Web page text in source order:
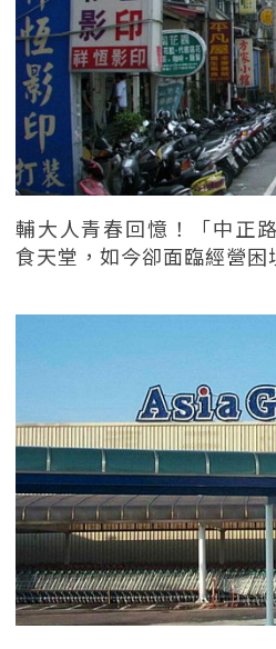
輔大人青春回憶！「中正
食天堂，如今卻面臨經營困